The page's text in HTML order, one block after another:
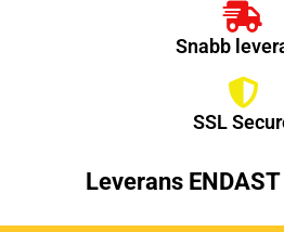
Snabb
SSL
Leverans